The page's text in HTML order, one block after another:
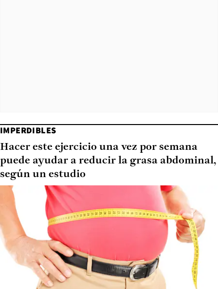
IMPERDIBLES
Hacer este ejercicio una vez por semana
puede ayudar a reducir la grasa abdominal,
según un estudio